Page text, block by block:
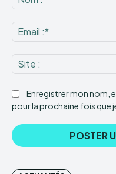
Enregistrer mon nom,
pour la prochaine fois que